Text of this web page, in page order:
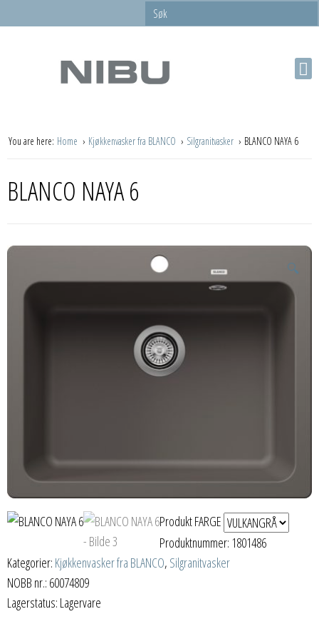
You are here: Home Kjøkkenvasker fra BLANCO Silgranitvasker BLANCO NAYA 6
BLANCO NAYA 6
🔍
Produkt FARGE
Produktnummer: 1801486
Kategorier: Kjøkkenvasker fra BLANCO, Silgranitvasker
NOBB nr.: 60074809
Lagerstatus: Lagervare